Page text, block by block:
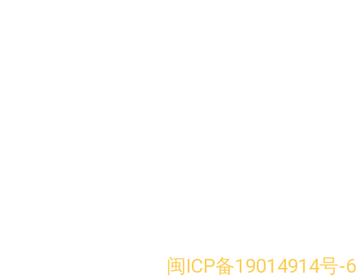
闽ICP备19014914号-6